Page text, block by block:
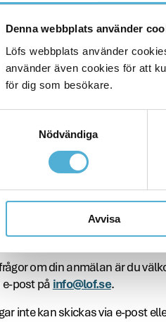
Denna webbplats använder
Löfs webbplats använder
använder även cookies för att
för dig som besökare.
Nödvändiga
Avvisa
enligt patientskadelagen och
post
kan göra en
du ut, skriver under och
om din anmälan är du
post på info@lof.se.
inte kan skickas via e-post